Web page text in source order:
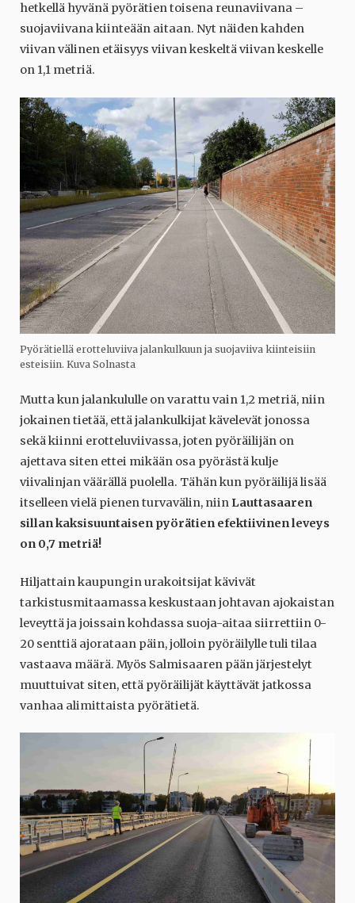
hetkellä hyvänä pyörätien toisena reunaviivana –
suojaviivana kiinteään aitaan. Nyt näiden kahden
viivan välinen etäisyys viivan keskeltä viivan keskelle
on 1,1 metriä.
Pyörätiellä erotteluviiva jalankulkuun ja suojaviiva kiinteisiin
esteisiin. Kuva Solnasta
Mutta kun jalankululle on varattu vain 1,2 metriä, niin
jokainen tietää, että jalankulkijat kävelevät jonossa
sekä kiinni erotteluviivassa, joten pyöräilijän on
ajettava siten ettei mikään osa pyörästä kulje
viivalinjan väärällä puolella. Tähän kun pyöräilijä lisää
itselleen vielä pienen turvavälin, niin Lauttasaaren
sillan kaksisuuntaisen pyörätien efektiivinen leveys
on 0,7 metriä!
Hiljattain kaupungin urakoitsijat kävivät
tarkistusmitaamassa keskustaan johtavan ajokaistan
leveyttä ja joissain kohdassa suoja-aitaa siirrettiin 0-
20 senttiä ajorataan päin, jolloin pyöräilylle tuli tilaa
vastaava määrä. Myös Salmisaaren pään järjestelyt
muuttuivat siten, että pyöräilijät käyttävät jatkossa
vanhaa alimittaista pyörätietä.